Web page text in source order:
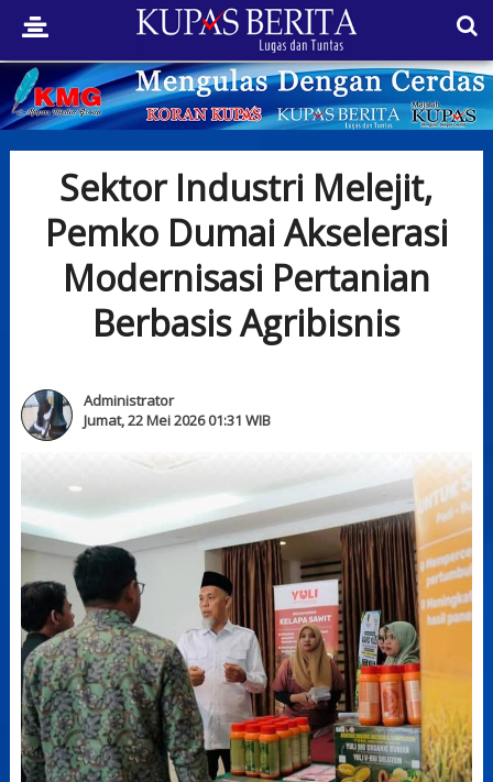
Sektor Industri Melejit,
Pemko Dumai Akselerasi
Modernisasi Pertanian
Berbasis Agribisnis
Administrator
Jumat, 22 Mei 2026 01:31 WIB